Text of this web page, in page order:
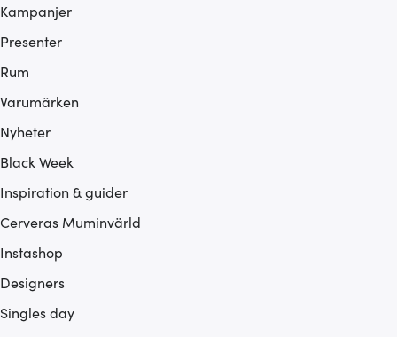
Kampanjer
Presenter
Rum
Varumärken
Nyheter
Black Week
Inspiration & guider
Cerveras Muminvärld
Instashop
Designers
Singles day